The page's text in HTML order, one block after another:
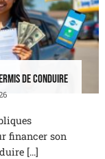
de conduire
financer son
[...]